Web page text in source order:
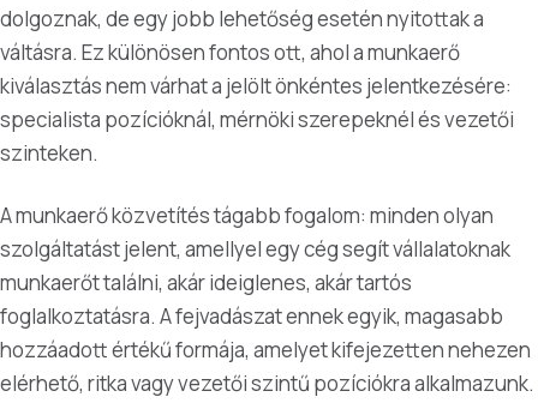
dolgoznak, de egy jobb lehetőség esetén nyitottak a
váltásra. Ez különösen fontos ott, ahol a munkaerő
kiválasztás nem várhat a jelölt önkéntes jelentkezésére:
specialista pozícióknál, mérnöki szerepeknél és vezetői
szinteken.
A munkaerő közvetítés tágabb fogalom: minden olyan
szolgáltatást jelent, amellyel egy cég segít vállalatoknak
munkaerőt találni, akár ideiglenes, akár tartós
foglalkoztatásra. A fejvadászat ennek egyik, magasabb
hozzáadott értékű formája, amelyet kifejezetten nehezen
elérhető, ritka vagy vezetői szintű pozíciókra alkalmazunk.